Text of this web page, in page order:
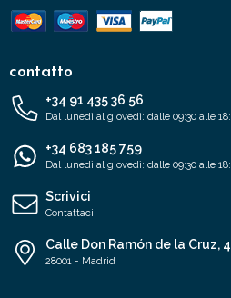
contatto
+34 91 435 36 56
Dal lunedì al giovedì: dalle 09:30 alle
+34 683 185 759
Dal lunedì al giovedì: dalle 09:30 alle
Scrivici
Contattaci
Calle Don Ramón de la Cruz,
28001 - Madrid